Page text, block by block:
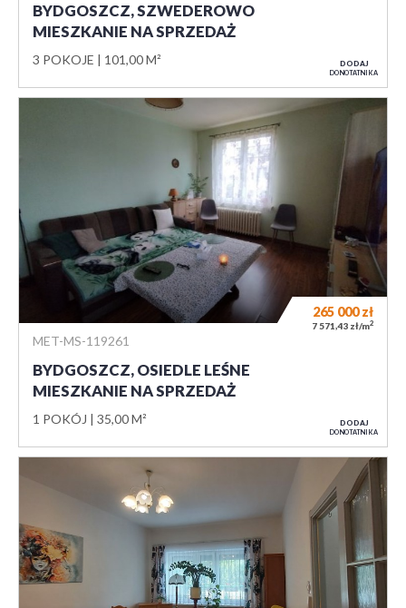
BYDGOSZCZ, SZWEDEROWO
MIESZKANIE NA SPRZEDAŻ
3 POKOJE 101,00 M² DODAJ
DO NOTATNIKA
MET-MS-119261
BYDGOSZCZ, OSIEDLE LEŚNE
MIESZKANIE NA SPRZEDAŻ
1 POKÓJ 35,00 M²
265 000zł
7 571,43 zł/m2
DODAJ
DO NOTATNIKA